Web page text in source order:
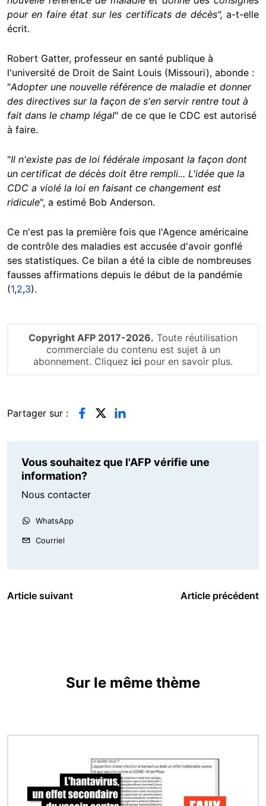
pour en faire état sur les certificats de décès", a-t-elle
écrit.
Robert Gatter, professeur en santé publique à
l'université de Droit de Saint Louis (Missouri), abonde :
"Adopter une nouvelle référence de maladie et donner
des directives sur la façon de s'en servir rentre tout à
fait dans le champ légal" de ce que le CDC est autorisé
à faire.
"Il n'existe pas de loi fédérale imposant la façon dont
un certificat de décès doit être rempli... L'idée que la
CDC a violé la loi en faisant ce changement est
ridicule", a estimé Bob Anderson.
Ce n'est pas la première fois que l'Agence américaine
de contrôle des maladies est accusée d'avoir gonflé
ses statistiques. Ce bilan a été la cible de nombreuses
fausses affirmations depuis le début de la pandémie
(1,2,3).
Copyright AFP 2017-2026. Toute réutilisation
commerciale du contenu est sujet à un
abonnement. Cliquez ici pour en savoir plus.
Partager sur :
Vous souhaitez que l'AFP vérifie une
information?
Nous contacter
WhatsApp
Courriel
Article suivant Article précédent
Sur le même thème